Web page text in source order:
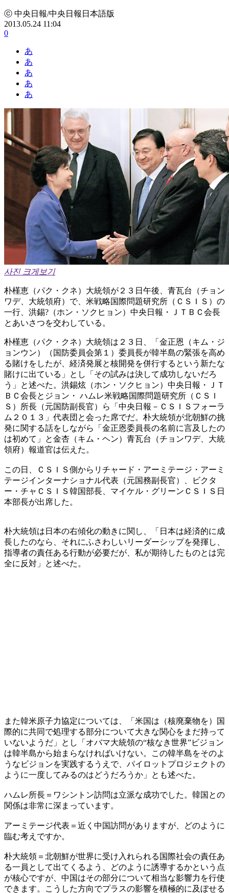
ⓒ 中央日報/中央日報日本語版
2013.05.24 11:04
0
あ
あ
あ
あ
あ
사진 크게보기
朴槿恵（パク・クネ）大統領が２３日午後、青瓦台（チョン
ワデ、大統領府）で、米戦略国際問題研究所（ＣＳＩＳ）の
一行、洪錫?（ホン・ソクヒョン）中央日報・ＪＴＢＣ会長
とあいさつを交わしている。
朴槿恵（パク・クネ）大統領は２３日、「金正恩（キム・ジ
ョンウン）（国防委員会第１）委員長が韓半島の緊張を高め
る賭けをしたが、経済発展と核開発を併行するという新たな
賭けに出ている」とし「その試みは決して成功しないだろ
う」と述べた。洪錫炫（ホン・ソクヒョン）中央日報・ＪＴ
ＢＣ会長とジョン・ ハムレ米戦略国際問題研究所（ＣＳＩ
Ｓ）所長（元国防副長官）ら「中央日報－ＣＳＩＳフォーラ
ム２０１３」代表団と会った席でだ。朴大統領が北朝鮮の挑
発に関する話をしながら「金正恩委員長の名前に言及したの
は初めて」と金杏（キム・ヘン）青瓦台（チョンワデ、大統
領府）報道官は伝えた。
この日、ＣＳＩＳ側からリチャード・アーミテージ・アーミ
テージインターナショナル代表（元国務副長官）、ビクタ
ー・チャＣＳＩＳ韓国部長、マイケル・グリーンＣＳＩＳ日
本部長が出席した。
朴大統領は日本の右傾化の動きに関し、「日本は経済的に成
長したのなら、それにふさわしいリーダーシップを発揮し、
指導者の責任ある行動が必要だが、私が期待したものとは完
全に反対」と述べた。
また韓米原子力協定については、「米国は（核廃棄物を）国
際的に共同で処理する部分について大きな関心をまだ持って
いないようだ」とし「オバマ大統領の“核なき世界”ビジョン
は韓半島から始まらなければいけない。この韓半島をそのよ
うなビジョンを実践するうえで、パイロットプロジェクトの
ように一度してみるのはどうだろうか」とも述べた。
ハムレ所長＝ワシントン訪問は立派な成功でした。韓国との
関係は非常に深まっています。
アーミテージ代表＝近く中国訪問がありますが、どのように
臨む考えですか。
朴大統領＝北朝鮮が世界に受け入れられる国際社会の責任あ
る一員として出てくるよう、どのように誘導するかという点
が核心ですが、中国はその部分について相当な影響力を行使
できます。こうした方向でプラスの影響を積極的に及ぼせる